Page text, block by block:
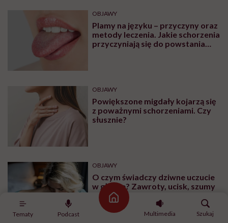
Tematy Podcast
Strona główna
Multimedia
Szukaj
OBJAWY
Plamy na języku – przyczyny oraz
metody leczenia. Jakie schorzenia
przyczyniają się do powstania
OBJAWY
Powiększone migdały kojarzą się
z poważnymi schorzeniami. Czy
słusznie?
OBJAWY
O czym świadczy dziwne uczucie
w głowie? Zawroty, ucisk, szumy